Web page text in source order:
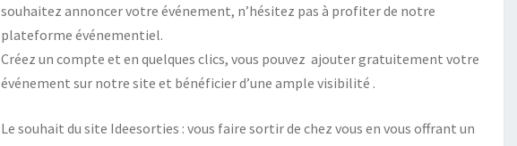
souhaitez annoncer votre événement, n’hésitez pas à profiter de notre
plateforme événementiel.
Créez un compte et en quelques clics, vous pouvez ajouter gratuitement votre
événement sur notre site et bénéficier d’une ample visibilité .
Le souhait du site Ideesorties : vous faire sortir de chez vous en vous offrant un